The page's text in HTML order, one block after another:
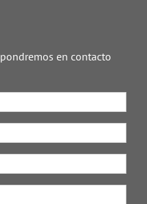
en contacto